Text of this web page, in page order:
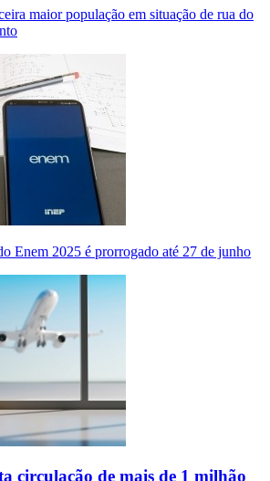
maior população em situação de rua do
Enem 2025 é prorrogado até 27 de junho
circulação de mais de 1 milhão